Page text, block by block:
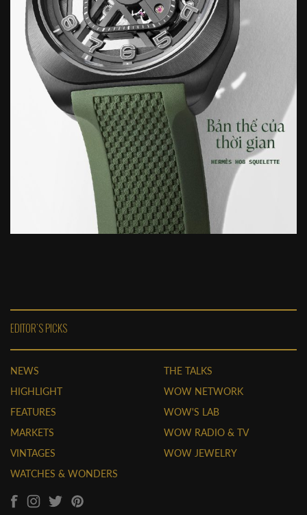
EDITOR'S PICKS
NEWS
HIGHLIGHT
FEATURES
MARKETS
VINTAGES
WATCHES & WONDERS
THE TALKS
WOW NETWORK
WOW'S LAB
WOW RADIO & TV
WOW JEWELRY